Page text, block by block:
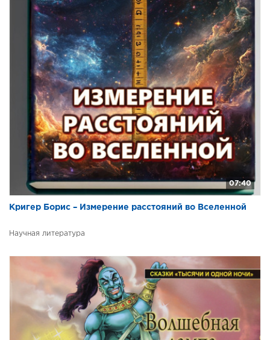
07:40
Кригер Борис – Измерение расстояний во Вселенной
Научная литература